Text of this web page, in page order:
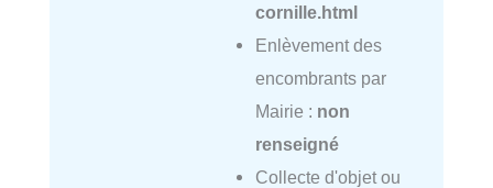
cornille.html
Enlèvement des
encombrants par
Mairie : non
renseigné
Collecte d'objet ou